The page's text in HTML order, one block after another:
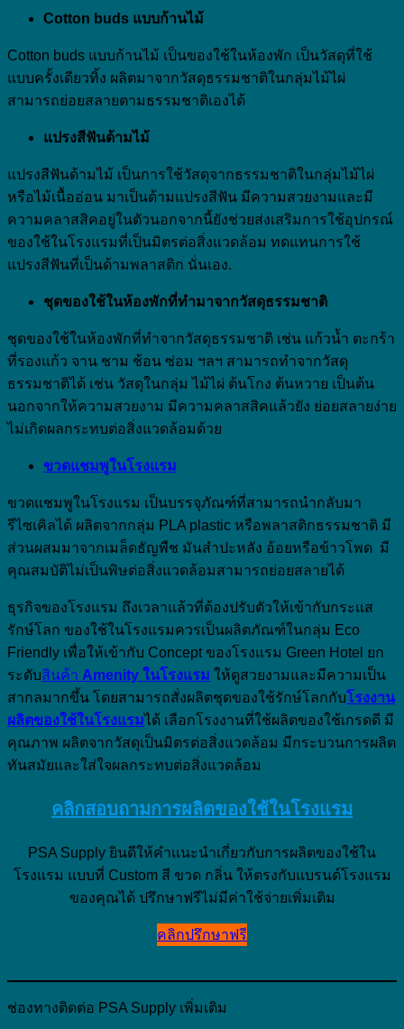
Cotton buds แบบก้านไม้
Cotton buds แบบก้านไม้ เป็นของใช้ในห้องพัก เป็นวัสดุที่ใช้
แบบครั้งเดียวทิ้ง ผลิตมาจากวัสดุธรรมชาติในกลุ่มไม้ไผ่
สามารถย่อยสลายตามธรรมชาติเองได้
แปรงสีฟันด้ามไม้
แปรงสีฟันด้ามไม้ เป็นการใช้วัสดุจากธรรมชาติในกลุ่มไม้ไผ่
หรือไม้เนื้ออ่อน มาเป็นด้ามแปรงสีฟัน มีความสวยงามและมี
ความคลาสสิคอยู่ในตัวนอกจากนี้ยังช่วยส่งเสริมการใช้อุปกรณ์
ของใช้ในโรงแรมที่เป็นมิตรต่อสิ่งแวดล้อม ทดแทนการใช้
แปรงสีฟันที่เป็นด้ามพลาสติก นั่นเอง.
ชุดของใช้ในห้องพักที่ทำมาจากวัสดุธรรมชาติ
ชุดของใช้ในห้องพักที่ทำจากวัสดุธรรมชาติ เช่น แก้วน้ำ ตะกร้า
ที่รองแก้ว จาน ชาม ช้อน ซ่อม ฯลฯ สามารถทำจากวัสดุ
ธรรมชาติได้ เช่น วัสดุในกลุ่ม ไม้ไผ่ ต้นโกง ต้นหวาย เป็นต้น
นอกจากให้ความสวยงาม มีความคลาสสิคแล้วยัง ย่อยสลายง่าย
ไม่เกิดผลกระทบต่อสิ่งแวดล้อมด้วย
ขวดแชมพูในโรงแรม
ขวดแชมพูในโรงแรม เป็นบรรจุภัณฑ์ที่สามารถนำกลับมา
รีไซเคิลได้ ผลิตจากกลุ่ม PLA plastic หรือพลาสติกธรรมชาติ มี
ส่วนผสมมาจากเมล็ดธัญพืช มันสำปะหลัง อ้อยหรือข้าวโพด มี
คุณสมบัติไม่เป็นพิษต่อสิ่งแวดล้อมสามารถย่อยสลายได้
ธุรกิจของโรงแรม ถึงเวลาแล้วที่ต้องปรับตัวให้เข้ากับกระแส
รักษ์โลก ของใช้ในโรงแรมควรเป็นผลิตภัณฑ์ในกลุ่ม Eco
Friendly เพื่อให้เข้ากับ Concept ของโรงแรม Green Hotel ยก
ระดับสินค้า Amenity ในโรงแรม ให้ดูสวยงามและมีความเป็น
สากลมากขึ้น โดยสามารถสั่งผลิตชุดของใช้รักษ์โลกกับโรงงาน
ผลิตของใช้ในโรงแรมได้ เลือกโรงงานที่ใช้ผลิตของใช้เกรดดี มี
คุณภาพ ผลิตจากวัสดุเป็นมิตรต่อสิ่งแวดล้อม มีกระบวนการผลิต
ทันสมัยและใส่ใจผลกระทบต่อสิ่งแวดล้อม
คลิกสอบถามการผลิตของใช้ในโรงแรม
PSA Supply ยินดีให้คำแนะนำเกี่ยวกับการผลิตของใช้ใน
โรงแรม แบบที่ Custom สี ขวด กลิ่น ให้ตรงกับแบรนด์โรงแรม
ของคุณได้ ปรึกษาฟรีไม่มีค่าใช้จ่ายเพิ่มเติม
คลิกปรึกษาฟรี
ช่องทางติดต่อ PSA Supply เพิ่มเติม